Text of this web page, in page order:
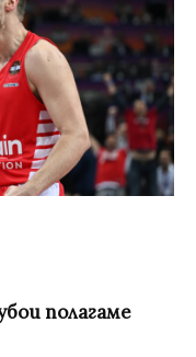
полагаме